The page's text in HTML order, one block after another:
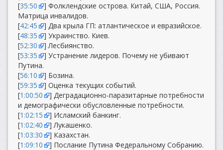
[35:50
] Фолклендские острова. Китай, США, Россия.
Матрица инвалидов.
[42:45
] Два крыла ГП: атлантическое и евразийское.
[48:35
] Украинство. Киев.
[52:30
] Лесбиянство.
[53:35
] Устранение лидеров. Почему не убивают
Путина.
[56:10
] Бозина.
[59:35
] Оценка текущих событий.
[1:00:50
] Деградационно-паразитарные потребности
и демографически обусловленные потребности.
[1:02:15
] Исламский банкинг.
[1:02:40
] Лукашенко.
[1:03:30
] Казахстан.
[1:09:10
] Послание Путина Федеральному Собранию.